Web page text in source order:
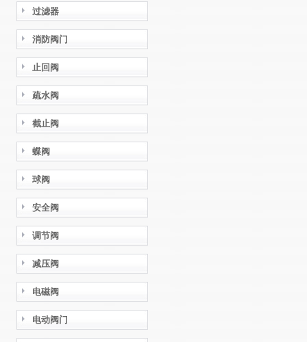
过滤器
消防阀门
止回阀
疏水阀
截止阀
蝶阀
球阀
安全阀
调节阀
减压阀
电磁阀
电动阀门